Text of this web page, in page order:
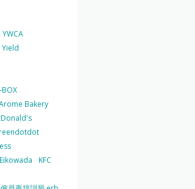
Yield
Bakery
Eikowada
KFC